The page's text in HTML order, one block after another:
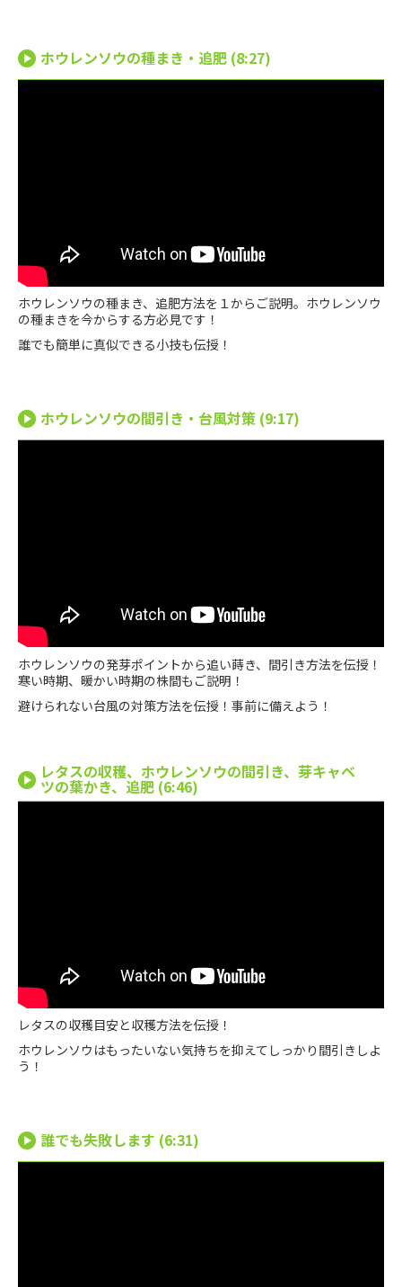
ホウレンソウの種まき・追肥 (8:27)
ホウレンソウの種まき、追肥方法を１からご説明。ホウレンソウ
の種まきを今からする方必見です！
誰でも簡単に真似できる小技も伝授！
ホウレンソウの間引き・台風対策 (9:17)
ホウレンソウの発芽ポイントから追い蒔き、間引き方法を伝授！
寒い時期、暖かい時期の株間もご説明！
避けられない台風の対策方法を伝授！事前に備えよう！
レタスの収穫、ホウレンソウの間引き、芽キャベ
ツの葉かき、追肥 (6:46)
レタスの収穫目安と収穫方法を伝授！
ホウレンソウはもったいない気持ちを抑えてしっかり間引きしよ
う！
誰でも失敗します (6:31)